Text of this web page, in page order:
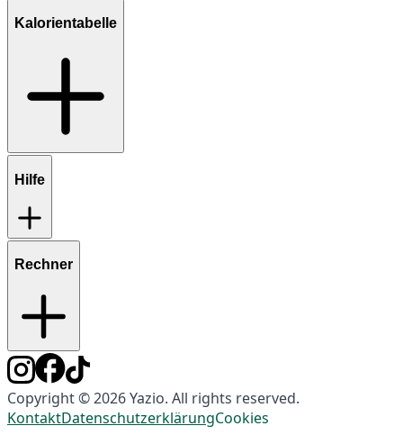
Kalorientabelle
Hilfe
Rechner
Copyright © 2026 Yazio. All rights reserved.
KontaktDatenschutzerklärungCookies